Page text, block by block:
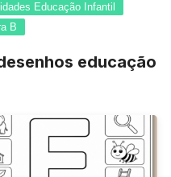
Educação Infantil
B
educação